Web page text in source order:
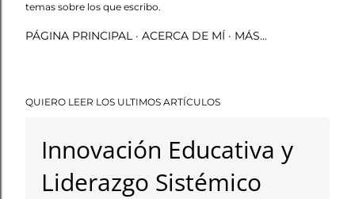
temas sobre los que escribo.
PÁGINA PRINCIPAL ACERCA DE MÍ MÁS…
QUIERO LEER LOS ULTIMOS ARTÍCULOS
Innovación Educativa y
Liderazgo Sistémico